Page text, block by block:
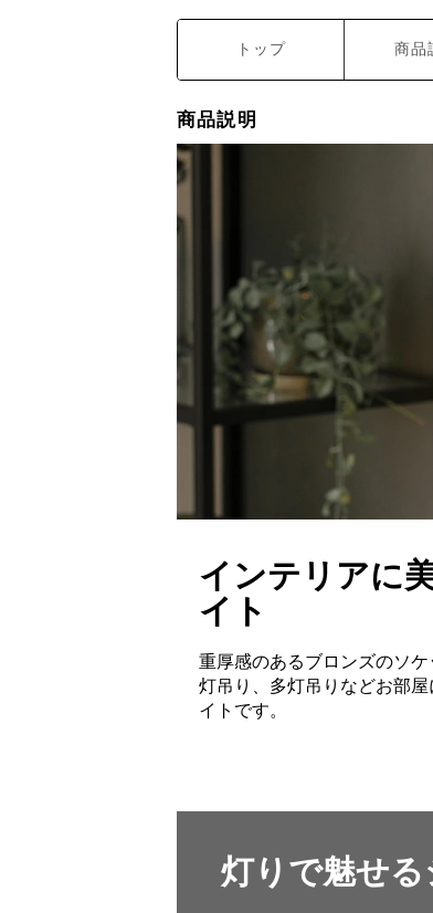
トップ 商品
商品説明
インテリアに
イト
重厚感のあるブロンズのソ
灯吊り、多灯吊りなどお部
イトです。
灯りで魅せ